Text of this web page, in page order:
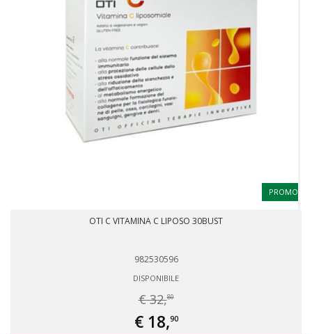
PROMO
OTI C VITAMINA C LIPOSO 30BUST
982530596
DISPONIBILE
€ 32,80
€ 18,90